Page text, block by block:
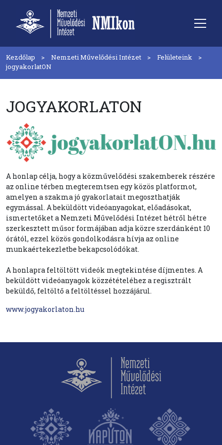
Kezdőlap Nemzeti Művelődési Intézet
Felületeink
jogyakorlatON
JOGYAKORLATON
A honlap célja, hogy a közművelődési szakemberek részére
az online térben megteremtsen egy közös platformot,
amelyen a szakma jó gyakorlatait megoszthatják
egymással. A beküldött videóanyagokat, előadásokat,
ismertetőket a Nemzeti Művelődési Intézet hétről hétre
szerkesztett műsor formájában adja közre szerdánként 10
órától, ezzel közös gondolkodásra hívja az online
munkaértekezletbe bekapcsolódókat.
A honlapra feltöltött videók megtekintése díjmentes. A
beküldött videóanyagok közzétételéhez a regisztrált
beküldő, feltöltő a feltöltéssel hozzájárul.
www.jogyakorlaton.hu